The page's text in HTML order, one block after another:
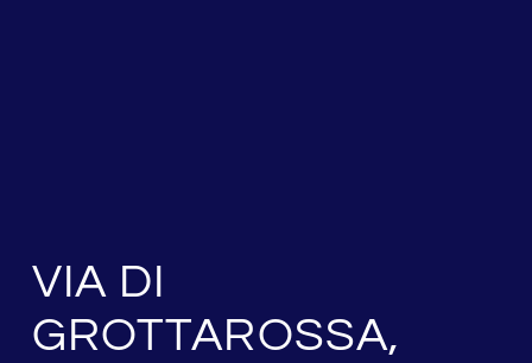
VIA DI
GROTTAROSSA,